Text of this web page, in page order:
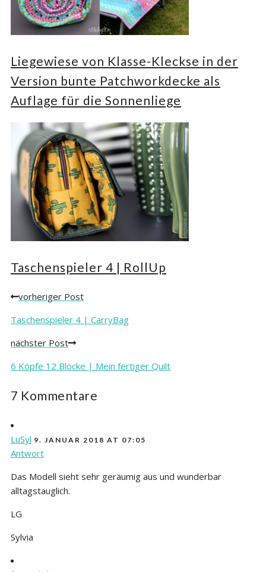
Liegewiese von Klasse-Kleckse in der
Version bunte Patchworkdecke als
Auflage für die Sonnenliege
Taschenspieler 4 | RollUp
Posts
navigation
vorheriger Post
Taschenspieler 4 | CarryBag
nächster Post
6 Köpfe 12 Blöcke | Mein fertiger Quilt
7 Kommentare
LuSyl 9. JANUAR 2018 AT 07:05
Antwort
Das Modell sieht sehr geräumig aus und wunderbar
alltagstauglich.
LG
Sylvia